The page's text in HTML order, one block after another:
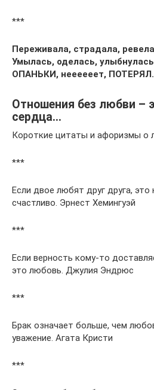
***
Переживала, страдала,
Умылась, оделась,
ОПАНЬКИ, неееееет,
Отношения без любви –
сердца…
Короткие цитаты и афоризмы о
***
Если двое любят друг друга,
счастливо. Эрнест Хемингуэй
***
Если верность кому-то
это любовь. Джулия Эндрюс
***
Брак означает больше, чем
уважение. Агата Кристи
***